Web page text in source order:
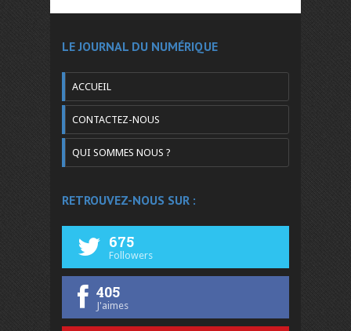
LE JOURNAL DU NUMÉRIQUE
ACCUEIL
CONTACTEZ-NOUS
QUI SOMMES NOUS ?
RETROUVEZ-NOUS SUR :
675
Followers
405
J'aimes